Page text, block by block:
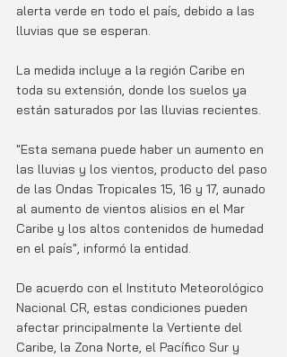
alerta verde en todo el país, debido a las
lluvias que se esperan.
La medida incluye a la región Caribe en
toda su extensión, donde los suelos ya
están saturados por las lluvias recientes.
"Esta semana puede haber un aumento en
las lluvias y los vientos, producto del paso
de las Ondas Tropicales 15, 16 y 17, aunado
al aumento de vientos alisios en el Mar
Caribe y los altos contenidos de humedad
en el país", informó la entidad.
De acuerdo con el Instituto Meteorológico
Nacional CR, estas condiciones pueden
afectar principalmente la Vertiente del
Caribe, la Zona Norte, el Pacífico Sur y